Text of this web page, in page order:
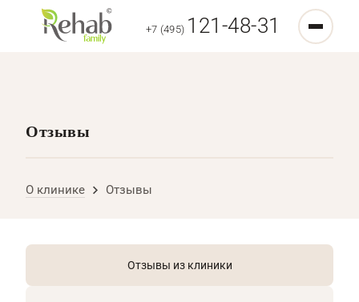
+7 (495) 121-48-31
Отзывы
О клинике Отзывы
Отзывы из клиники